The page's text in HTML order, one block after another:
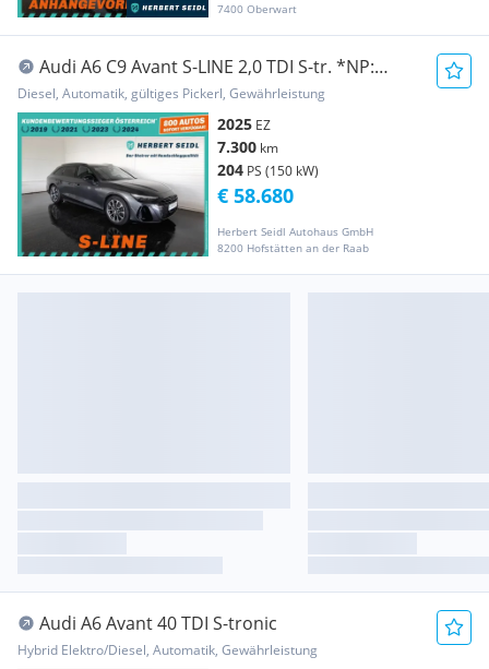
7400 Oberwart
Audi A6 C9 Avant S-LINE 2,0 TDI S-tr. *NP:
84.759€ /...
Diesel, Automatik, gültiges Pickerl, Gewährleistung
2025 EZ
7.300 km
204 PS (150 kW)
Herbert Seidl Autohaus GmbH
8200 Hofstätten an der Raab
€ 58.680
Audi A6 Avant 40 TDI S-tronic
Hybrid Elektro/Diesel, Automatik, Gewährleistung